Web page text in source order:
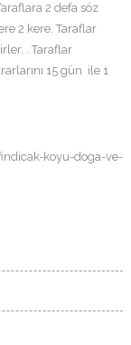
2 defa söz
2 kere. Taraflar
. Taraflar
15 gün ile 1
koyu-doga-ve-